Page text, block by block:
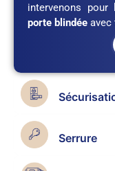
intervenons pour
porte blindée avec
Serrure